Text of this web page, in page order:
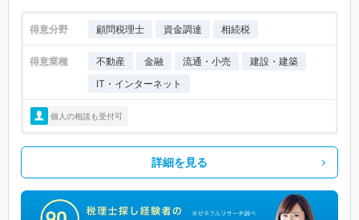
得意分野 顧問税理士 資金調達 相続税
得意業種 不動産 金融 流通・小売
建設・建築
IT・インターネット
個人の相談も受付可
詳細を見る